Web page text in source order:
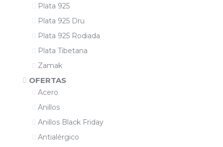
Plata 925
Plata 925 Dru
Plata 925 Rodiada
Plata Tibetana
Zamak
OFERTAS
Acero
Anillos
Anillos Black Friday
Antialérgico